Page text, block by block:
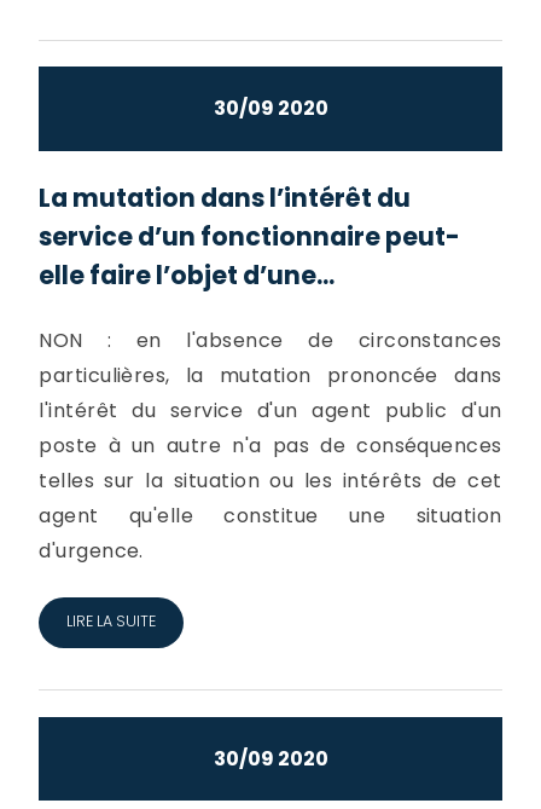
30/09 2020
La mutation dans l’intérêt du
service d’un fonctionnaire peut-
elle faire l’objet d’une...
NON : en l'absence de circonstances
particulières, la mutation prononcée dans
l'intérêt du service d'un agent public d'un
poste à un autre n'a pas de conséquences
telles sur la situation ou les intérêts de cet
agent qu'elle constitue une situation
d'urgence.
LIRE LA SUITE
30/09 2020